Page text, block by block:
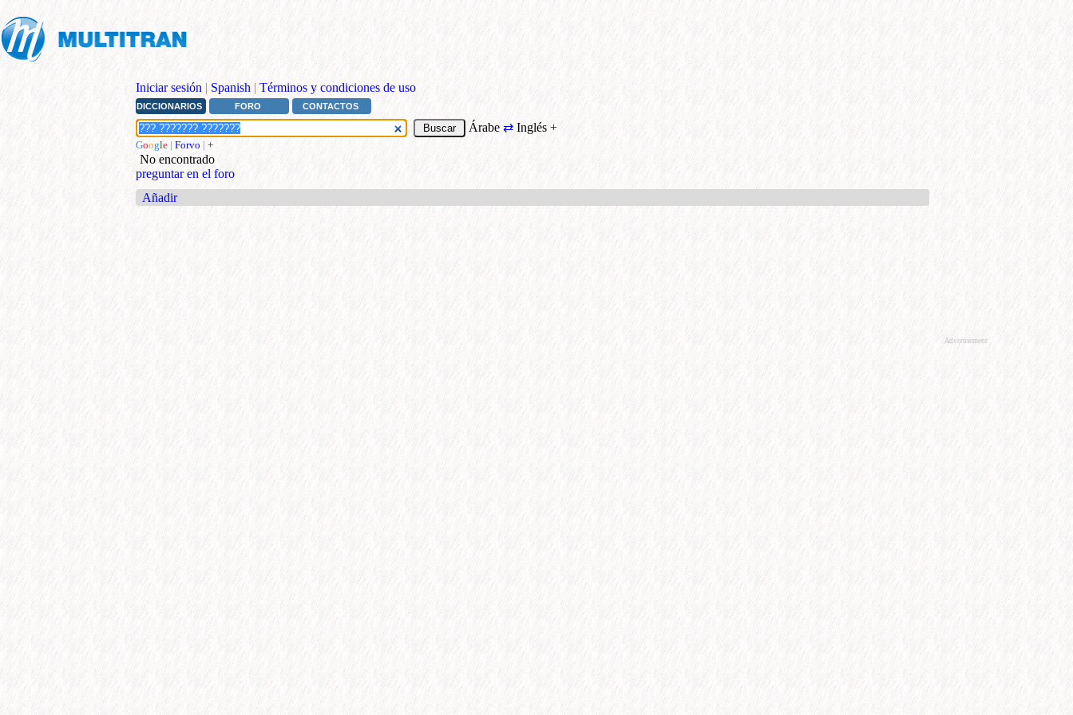
Iniciar sesión | Spanish | Términos y condiciones de uso
DICCIONARIOS FORO CONTACTOS
Árabe⇄ Inglés +
Google | Forvo | +
No encontrado
preguntar en el foro
Añadir
Advertisement